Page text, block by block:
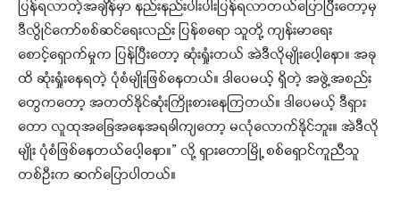
ပြန်ရလာတဲ့အချိန်မှာ နည်းနည်းပါးပါးပြန်ရလာတယ်ပြောပြီးတော့မှ
ဒီလွိုင်ကော်စစ်ဆင်ရေးလည်း ပြန်စရော သူတို့ ကျန်းမာရေး
စောင့်ရှောက်မှုက ပြန်ပြီးတော့ ဆုံးရှုံးတယ် အဲဒီလိုမျိုးပေါ့နော။ အခု
ထိ ဆုံးရှုံးနေရတဲ့ ပုံစံမျိုးဖြစ်နေတယ်။ ဒါပေမယ့် ရှိတဲ့ အဖွဲ့အစည်း
တွေကတော့ အတတ်နိုင်ဆုံးကြိုးစားနေကြတယ်။ ဒါပေမယ့် ဒီရှား
တော လူထုအခြေအနေအရခါကျတော့ မလုံလောက်နိုင်ဘူး။ အဲဒီလို
မျိုး ပုံစံဖြစ်နေတယ်ပေါ့နော။” လို့ ရှားတောမြို့ စစ်ရှောင်ကူညီသူ
တစ်ဦးက ဆက်ပြောပါတယ်။